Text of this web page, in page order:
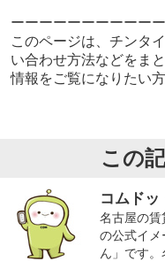
ーーーーーーーーーー
このページは、チンタ
い合わせ方法などをま
情報をご覧になりたい
この
コムドッ
名古屋の賃
の公式イメ
ん」です